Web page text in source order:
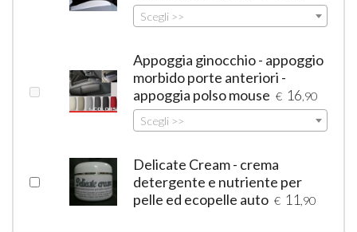
Scegli >>
Appoggia ginocchio - appoggio
morbido porte anteriori -
appoggia polso mouse € 16 ,90
Scegli >>
Delicate Cream - crema
detergente e nutriente per
pelle ed ecopelle auto € 11 ,90